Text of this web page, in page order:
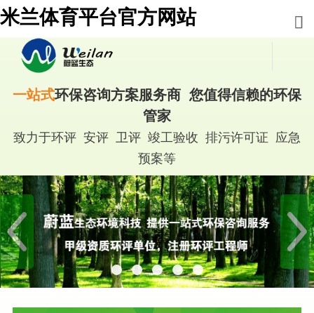
米兰体育平台官方网站
一站式环保咨询方案服务商 您值得信赖的环保
管家
致力于环评 安评 卫评 竣工验收 排污许可证 应急
预案等